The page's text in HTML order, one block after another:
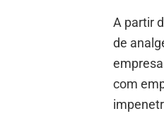
A partir
de
com